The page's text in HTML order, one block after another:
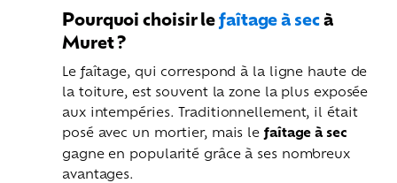
Pourquoi choisir lefaîtage à secà
Muret ?
Le faîtage, qui correspond à la ligne haute de
la toiture, est souvent la zone la plus exposée
aux intempéries. Traditionnellement, il était
posé avec un mortier, mais le faîtage à sec
gagne en popularité grâce à ses nombreux
avantages.